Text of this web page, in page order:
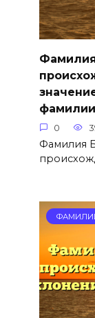
фамилии
0
Фамилия